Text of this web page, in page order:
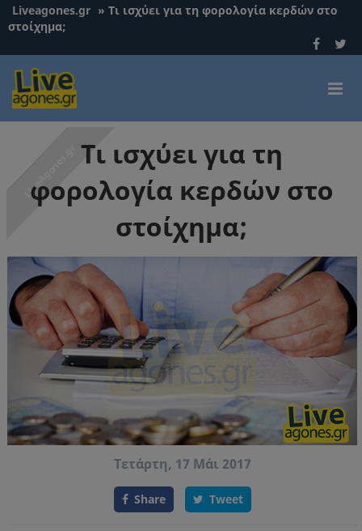
Liveagones.gr » Τι ισχύει για τη φορολογία κερδών στο
στοίχημα;
Τι ισχύει για τη
φορολογία κερδών στο
στοίχημα;
Τετάρτη, 17 Μάι 2017
Share Tweet